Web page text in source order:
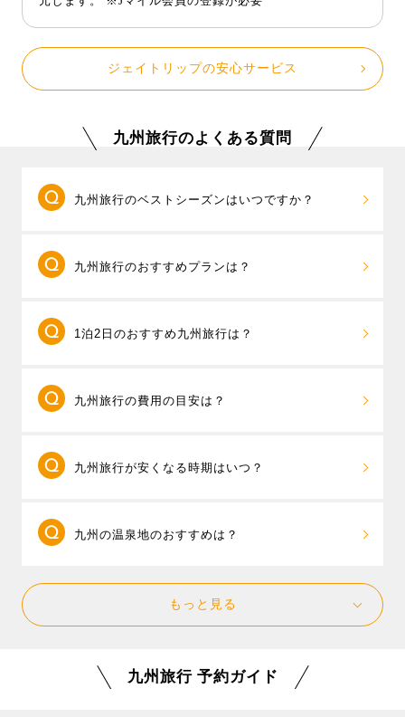
ジェイトリップの安心サービス
九州旅行のよくある質問
九州旅行のベストシーズンはいつですか？
「博多祇園山笠」や熊本の「山鹿灯籠まつり」など、
す。秋は紅葉の名所、大分・耶馬溪や宮崎・高千穂峡
の彩り豊かな景色が人気。冬は温泉とともに、福岡名
長崎・ハウステンボスのチューリップやバラ、福岡・
九州旅行のおすすめプランは？
つ以上の県をまたいだ周遊旅行が売れ筋です。「
客様のご希望に合わせて空港やフライト、ホテルを組
み合わせて自分だけの自由なツアーが作れるパックツ
べるので、行きたいエリアや旅行の目的に合わせて自
1DAYパスが付いた九州周遊プランもありますので、ハ
1泊2日のおすすめ九州旅行は？
して、滞在時間を重視した旅行プランを立てましょ
きるのでおすすめです。
例えば長崎県のハウステンボスと長崎市内を一度に楽
崎市内のホテルを選ぶと、夜は長崎新地中華街でグル
泉といった温泉地に滞在するなら、外湯巡りで宿泊ホ
テル以外の温泉も楽しみ、温泉街をのんびり散策する
九州旅行の費用の目安は？
円台〜、出発直前や、夏休み、年末年始など高めの時
在、20,700円が最安値となっています。（参考：東京
発 1泊2日 2名1室ツインルームの場合）
九州旅行が安くなる時期はいつ？
は、空席状況により料金が変動します。ツアー料金を
す。また、人気の日程をずらして、ゴールデンウィー
ウステンボス旅行、新鮮な海の幸や山の幸のグルメ旅
九州の温泉地のおすすめは？
九州にたくさんある温泉地の中から、じっくり
滞在をして湯めぐりや観光を楽しめる温泉地をご紹介
他には雲仙温泉、霧島温泉郷、指宿温泉など、人気の
もっと見る
九州旅行 予約ガイド